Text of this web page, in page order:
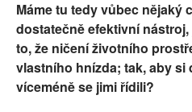
Máme tu tedy vůbec nějaký
dostatečně efektivní
to, že ničení životního
vlastního hnízda; tak, aby si
víceméně se jimi řídili?